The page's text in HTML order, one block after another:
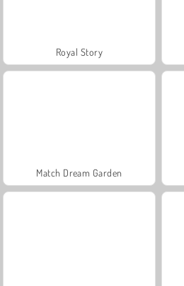
Royal Story
Match Dream Garden